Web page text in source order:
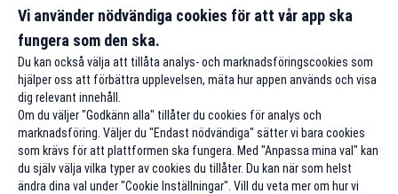
Vi använder nödvändiga cookies för att vår app ska
fungera som den ska.
Du kan också välja att tillåta analys- och marknadsföringscookies som
hjälper oss att förbättra upplevelsen, mäta hur appen används och visa
dig relevant innehåll.
Om du väljer "Godkänn alla" tillåter du cookies för analys och
marknadsföring. Väljer du "Endast nödvändiga" sätter vi bara cookies
som krävs för att plattformen ska fungera. Med "Anpassa mina val" kan
du själv välja vilka typer av cookies du tillåter. Du kan när som helst
ändra dina val under "Cookie Inställningar". Vill du veta mer om hur vi